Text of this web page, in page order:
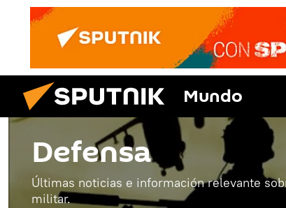
Mundo
Defensa
Últimas noticias e información relevante
militar.